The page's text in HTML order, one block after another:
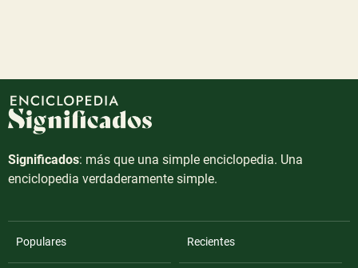
Significados: más que una simple enciclopedia. Una
enciclopedia verdaderamente simple.
Populares Recientes